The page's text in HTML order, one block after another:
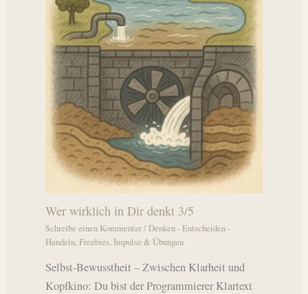
Wer wirklich in Dir denkt 3/5
Schreibe einen Kommentar/ Denken - Entscheiden -
Handeln,Freebies, Impulse & Übungen
Selbst-Bewusstheit – Zwischen Klarheit und
Kopfkino: Du bist der Programmierer Klartext